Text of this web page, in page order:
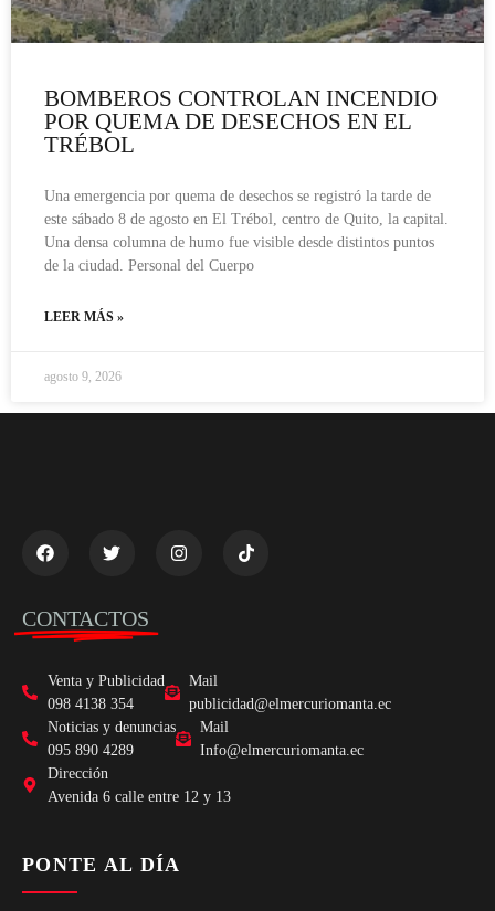
BOMBEROS CONTROLAN INCENDIO
POR QUEMA DE DESECHOS EN EL
TRÉBOL
Una emergencia por quema de desechos se registró la tarde de
este sábado 8 de agosto en El Trébol, centro de Quito, la capital.
Una densa columna de humo fue visible desde distintos puntos
de la ciudad. Personal del Cuerpo
LEER MÁS »
agosto 9, 2026
CONTACTOS
Venta y Publicidad
098 4138 354
Mail
publicidad@elmercuriomanta.ec
Noticias y denuncias
095 890 4289
Mail
Info@elmercuriomanta.ec
Dirección
Avenida 6 calle entre 12 y 13
PONTE AL DÍA